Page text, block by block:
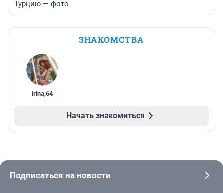
Турцию — фото
ЗНАКОМСТВА
irina,64
Начать знакомиться
Подписаться на новости